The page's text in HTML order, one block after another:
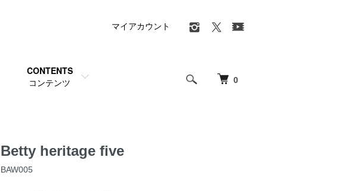
0
CONTENTS
コンテンツ
マイアカウント
Betty heritage five
BAW005